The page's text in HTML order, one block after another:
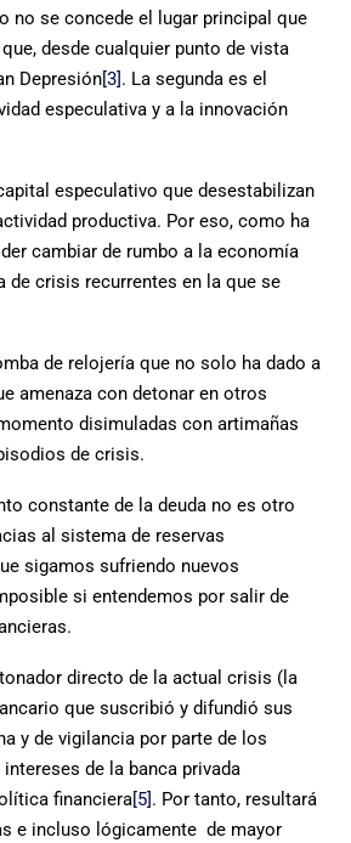
no se concede el lugar principal que
desde cualquier punto de vista
Depresión[3]. La segunda es el
especulativa y a la innovación
especulativo que desestabilizan
productiva. Por eso, como ha
cambiar de rumbo a la economía
de crisis recurrentes en la que se
de relojería que no solo ha dado a
amenaza con detonar en otros
disimuladas con artimañas
de crisis.
constante de la deuda no es otro
al sistema de reservas
sigamos sufriendo nuevos
si entendemos por salir de
directo de la actual crisis (la
que suscribió y difundió sus
y de vigilancia por parte de los
de la banca privada
financiera[5]. Por tanto, resultará
e incluso lógicamente de mayor